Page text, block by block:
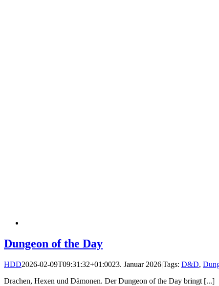
Dungeon of the Day
HDD2026-02-09T09:31:32+01:0023. Januar 2026|Tags: D&D,
Drachen, Hexen und Dämonen. Der Dungeon of the Day bringt [...]